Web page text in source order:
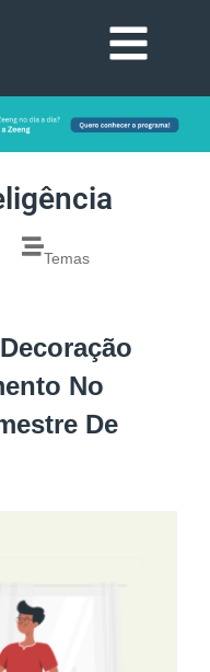
Temas
No
De